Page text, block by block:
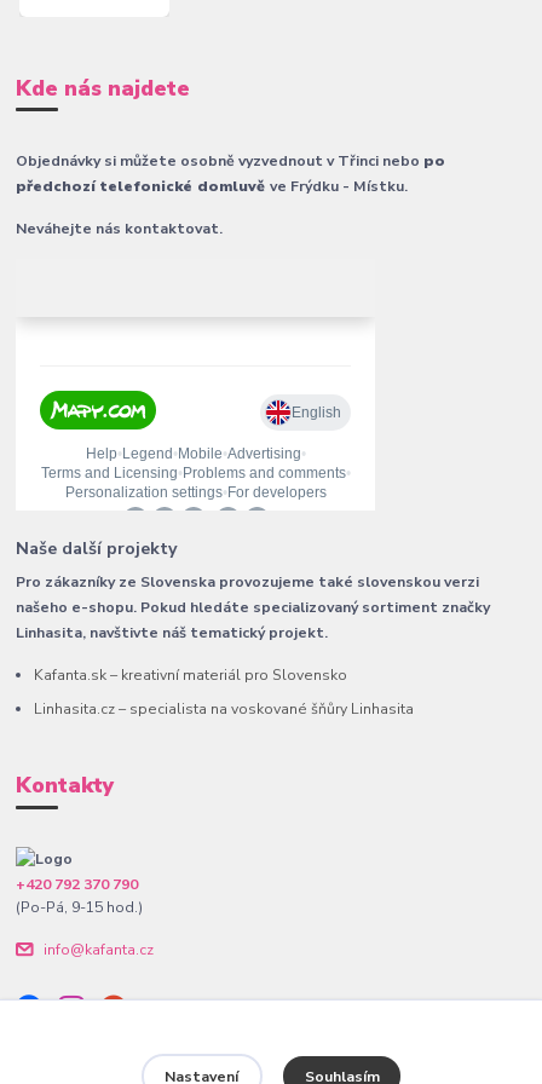
Kde nás najdete
Objednávky si můžete osobně vyzvednout v Třinci nebo po
předchozí telefonické domluvěve Frýdku - Místku.
Neváhejte nás kontaktovat.
Naše další projekty
Pro zákazníky ze Slovenska provozujeme také slovenskou verzi
našeho e-shopu. Pokud hledáte specializovaný sortiment značky
Linhasita, navštivte náš tematický projekt.
Kafanta.sk – kreativní materiál pro Slovensko
Linhasita.cz – specialista na voskované šňůry Linhasita
Kontakty
+420 792 370 790
(Po-Pá, 9-15 hod.)
info@kafanta.cz
Nastavení Souhlasím